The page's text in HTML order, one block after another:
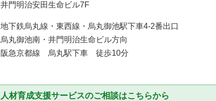
井門明治安田生命ビル7F
地下鉄烏丸線・東西線・烏丸御池駅下車4-2番出口
烏丸御池南・井門明治生命ビル方向
阪急京都線 烏丸駅下車 徒歩10分
人材育成支援サービスのご相談はこちらから